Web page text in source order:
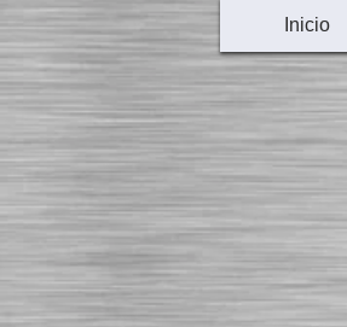
Inicio